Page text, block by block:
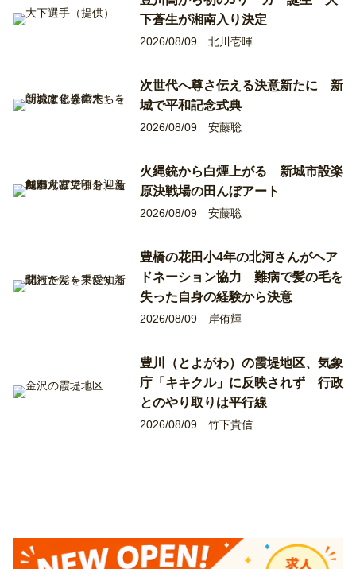
下蒼生が湘南入り決定
2026/08/09 北川壱暉
次世代へ尊さ伝える決意新たに 新
城で平和記念式典
2026/08/09 安藤聡
火縄銃から白煙上がる 新城市設楽
原決戦場の田んぼアート
2026/08/09 安藤聡
豊橋の花田小4年の北河さんがヘア
ドネーション協力 難病で髪の毛を
失った自身の経験から決意
2026/08/09 岸侑輝
豊川（とよがわ）の霞堤地区、気象
庁「キキクル」に反映されず 行政
とのやり取りは平行線
2026/08/09 竹下貴信